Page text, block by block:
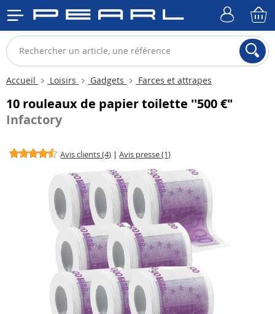
Accueil Loisirs Gadgets Farces et attrapes
10 rouleaux de papier toilette ''500 €"
Infactory
Avis clients (4) |Avis presse (1)